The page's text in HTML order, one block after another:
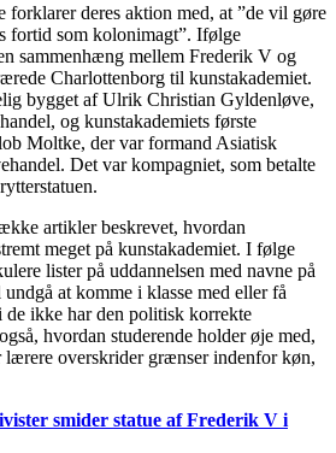
deres aktion med, at ”de vil gøre
fortid som kolonimagt”. Ifølge
sammenhæng mellem Frederik V og
Charlottenborg til kunstakademiet.
bygget af Ulrik Christian Gyldenløve,
og kunstakademiets første
Moltke, der var formand Asiatisk
Det var kompagniet, som betalte
artikler beskrevet, hvordan
meget på kunstakademiet. I følge
lister på uddannelsen med navne på
at komme i klasse med eller få
de ikke har den politisk korrekte
hvordan studerende holder øje med,
lærere overskrider grænser indenfor køn,
smider statue af Frederik V i